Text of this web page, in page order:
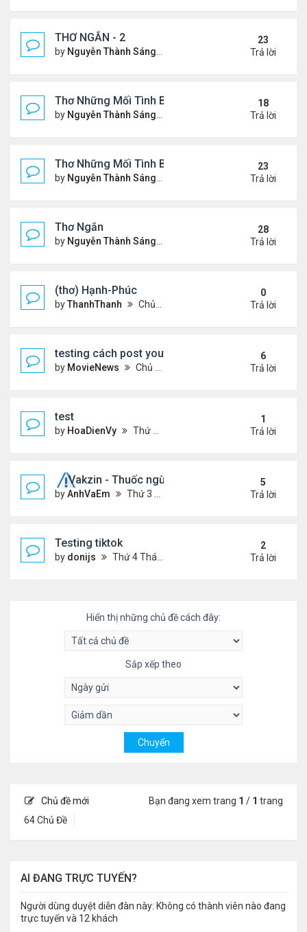
THƠ NGẮN - 2
by Nguyễn Thành Sáng Chủ nhật Tháng 7 30, 2023
23
Trả lời
Thơ Những Mối Tình Buồn (2)
by Nguyễn Thành Sáng Thứ 2 Tháng 5 22, 2023 8:48
18
Trả lời
Thơ Những Mối Tình Buồn
by Nguyễn Thành Sáng Thứ 7 Tháng 2 04, 2023 12:26
23
Trả lời
Thơ Ngắn
by Nguyễn Thành Sáng Thứ 7 Tháng 12 17, 2022 6:28
28
Trả lời
(thơ) Hạnh-Phúc
byThanhThanh Chủ nhật Tháng 1 23, 2022 12:25 pm
0
Trả lời
testing cách post youtube video
by MovieNews Chủ nhật Tháng 10 11, 2020 12:18 pm
6
Trả lời
test
by HoaDienVy Thứ 4 Tháng 12 02, 2020 12:22 pm
1
Trả lời
Vakzin - Thuốc ngừa corona
byAnhVaEm Thứ 3 Tháng 1 19, 2021 3:19 am
5
Trả lời
Testing tiktok
by donijs Thứ 4 Tháng 11 11, 2020 11:23 am
2
Trả lời
Hiển thị những chủ đề cách đây:
Sắp xếp theo
Chủ đề mới
64 Chủ Đề
Bạn đang xem trang 1 / 1 trang
AI ĐANG TRỰC TUYẾN?
Người dùng duyệt diễn đàn này: Không có thành viên nào đang
trực tuyến và 12 khách